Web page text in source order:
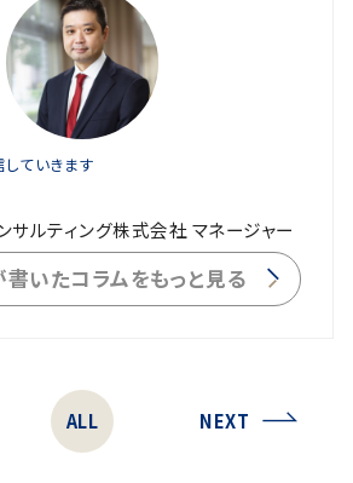
ていきます
サルティング株式会社 マネージャー
書いたコラムをもっと見る
ALL NEXT